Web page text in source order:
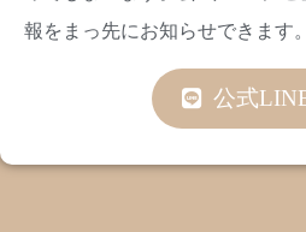
報をまっ先にお知らせできます。
公式